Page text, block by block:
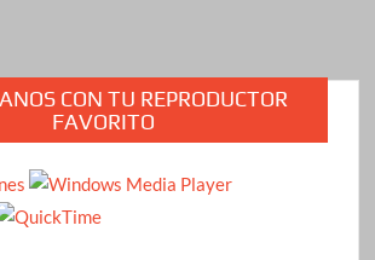
CON TU REPRODUCTOR
FAVORITO